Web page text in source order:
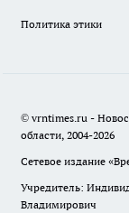
Политика этики
© vrntimes.ru -
области, 2004-2026
Сетевое издание
Учредитель:
Владимирович